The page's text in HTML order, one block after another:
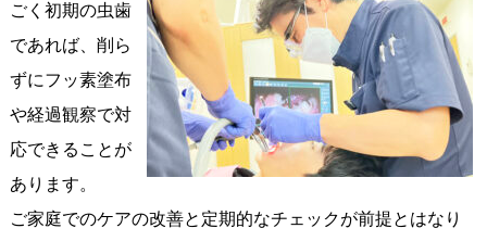
ごく初期の虫歯
であれば、削ら
ずにフッ素塗布
や経過観察で対
応できることが
あります。
ご家庭でのケアの改善と定期的なチェックが前提とはなり